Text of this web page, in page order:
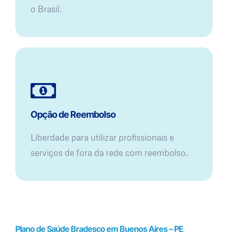
o Brasil.
Opção de Reembolso
Liberdade para utilizar profissionais e
serviços de fora da rede com reembolso.
Plano de Saúde Bradesco em Buenos Aires – PE